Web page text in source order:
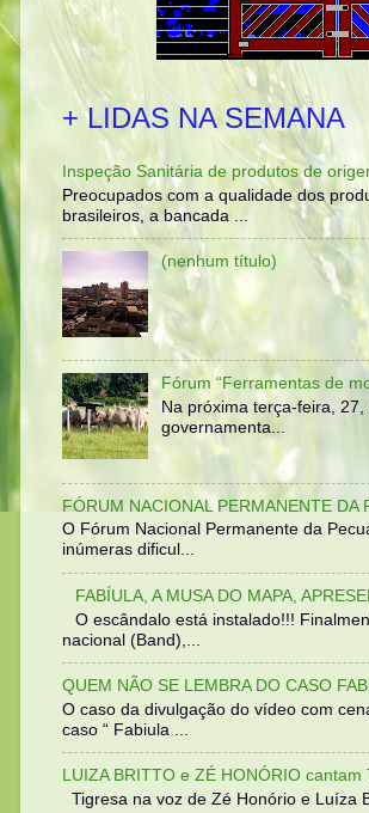
+ LIDAS NA SEMANA
Inspeção Sanitária de produtos de
Preocupados com a qualidade dos
brasileiros, a bancada ...
(nenhum título)
Fórum “Ferramentas de
Na próxima terça-feira,
governamenta...
FÓRUM NACIONAL PERMANENTE DA
O Fórum Nacional Permanente da
inúmeras dificul...
FABÍULA, A MUSA DO MAPA,
O escândalo está instalado!!!
nacional (Band),...
QUEM NÃO SE LEMBRA DO CASO
O caso da divulgação do vídeo com
caso “ Fabiula ...
LUIZA BRITTO e ZÉ HONÓRIO cantam
Tigresa na voz de Zé Honório e Luíza